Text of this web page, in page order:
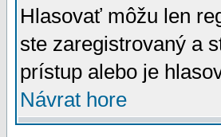
Hlasovať môžu len
ste zaregistrovaný a
prístup alebo je
Návrat hore